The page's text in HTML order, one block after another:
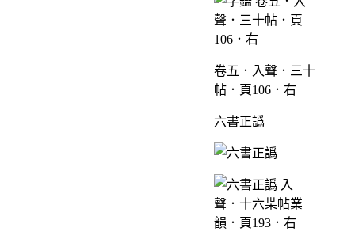
卷五．入聲．三十
帖．頁106．右
六書正譌